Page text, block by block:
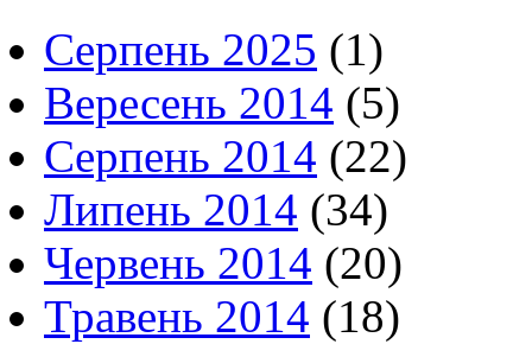
Серпень 2025 (1)
Вересень 2014 (5)
Серпень 2014 (22)
Липень 2014 (34)
Червень 2014 (20)
Травень 2014 (18)